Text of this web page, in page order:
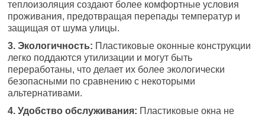
теплоизоляция создают более комфортные условия
проживания, предотвращая перепады температур и
защищая от шума улицы.
3. Экологичность: Пластиковые оконные конструкции
легко поддаются утилизации и могут быть
переработаны, что делает их более экологически
безопасными по сравнению с некоторыми
альтернативами.
4. Удобство обслуживания: Пластиковые окна не